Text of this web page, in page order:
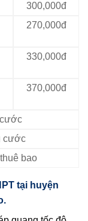
300,000đ
270,000đ
330,000đ
370,000đ
cước
bao
tại huyện